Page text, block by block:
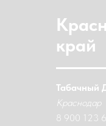
край
Табачный
Краснодар
8 900 123